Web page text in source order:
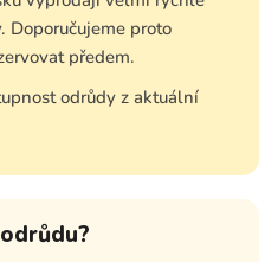
Doporučujeme proto
předem.
odrůdy z aktuální